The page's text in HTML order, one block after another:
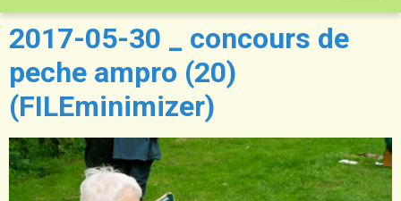
2017-05-30 _ concours de
peche ampro (20)
(FILEminimizer)